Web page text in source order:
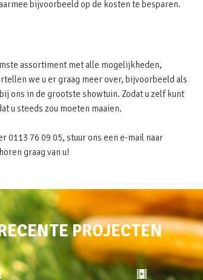
bijvoorbeeld op de kosten te besparen.
assortiment met alle mogelijkheden,
we u er graag meer over, bijvoorbeeld als
ons in de grootste showtuin. Zodat u zelf kunt
u steeds zou moeten maaien.
0113 76 09 05, stuur ons een e-mail naar
graag van u!
PROJECTEN